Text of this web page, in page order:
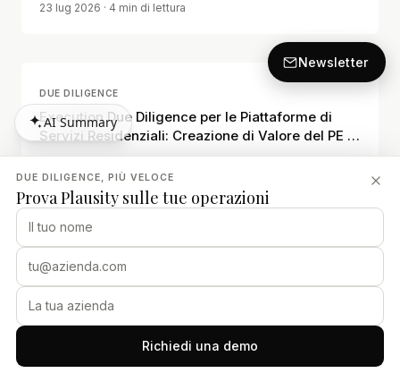
23 lug 2026 · 4 min di lettura
DUE DILIGENCE
Execution Due Diligence per le Piattaforme di
Servizi Residenziali: Creazione di Valore del PE e
Disciplina Operativa
15 luglio 2026· 12 min read
DUE DILIGENCE
Due Diligence degli Independent Sponsor: Come
gli Investitori Dovrebbero Valutare gli Sponsor PE
Deal-by-Deal Prima di Impegnare Capitale
15 luglio 2026· 10 min read
DUE DILIGENCE, PIÙ VELOCE
Prova Plausity sulle tue operazioni
Richiedi una demo
AI Summary
Newsletter